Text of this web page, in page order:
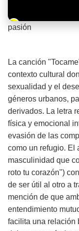
Barra de progreso
pasión
La canción
contexto cultural
sexualidad y el
géneros urbanos,
derivados. La letra
física y emocional
evasión de las
como un refugio. El
masculinidad que
roto tu corazón")
de ser útil al otro a
mención de que
entendimiento
facilita una relación